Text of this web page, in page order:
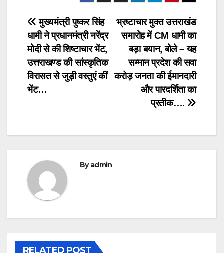
Post
navigation
भ्रष्टाचार मुक्त उत्तराखंड
समारोह में CM धामी का
बड़ा बयान, बोले – यह
सम्मान प्रदेश की सवा
करोड़ जनता की ईमानदारी
और पारदर्शिता का
प्रतीक….
मुख्यमंत्री पुष्कर सिंह
धामी ने प्रधानमंत्री नरेंद्र
मोदी से की शिष्टाचार भेंट,
उत्तराखण्ड की सांस्कृतिक
विरासत से जुड़ी वस्तुएं कीं
भेंट…
Byadmin
RELATED POST